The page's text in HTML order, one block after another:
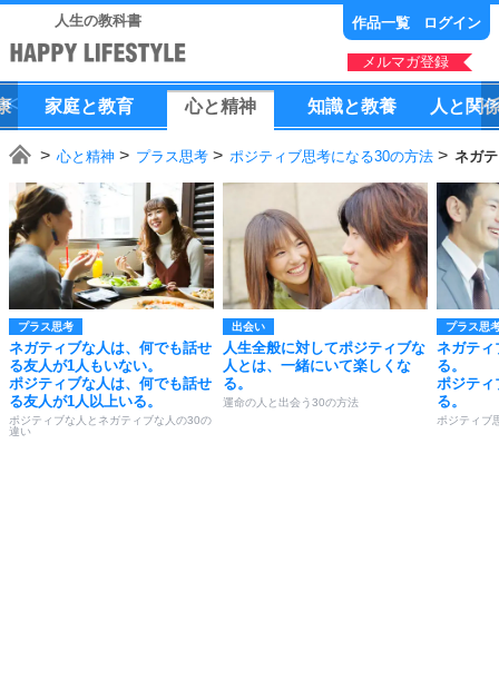
人生の教科書 作品一覧 ログイン
メルマガ登録
家庭と教育 心と精神 知識と教養 人 と 関
心と精神 プラス思考 ポジティブ思考になる30の方法 ネガ
プラス思考
ネガティブな人は、何でも話せ
る友人が1人もいない。
ポジティブな人は、何でも話せ
る友人が1人以上いる。
ポジティブな人とネガティブな人の30の
違い
出会い
人生全般に対してポジティブな
人とは、一緒にいて楽しくな
る。
運命の人と出会う30の方法
プラス思
ネガティ
る。
ポジティ
る。
ポジティブ